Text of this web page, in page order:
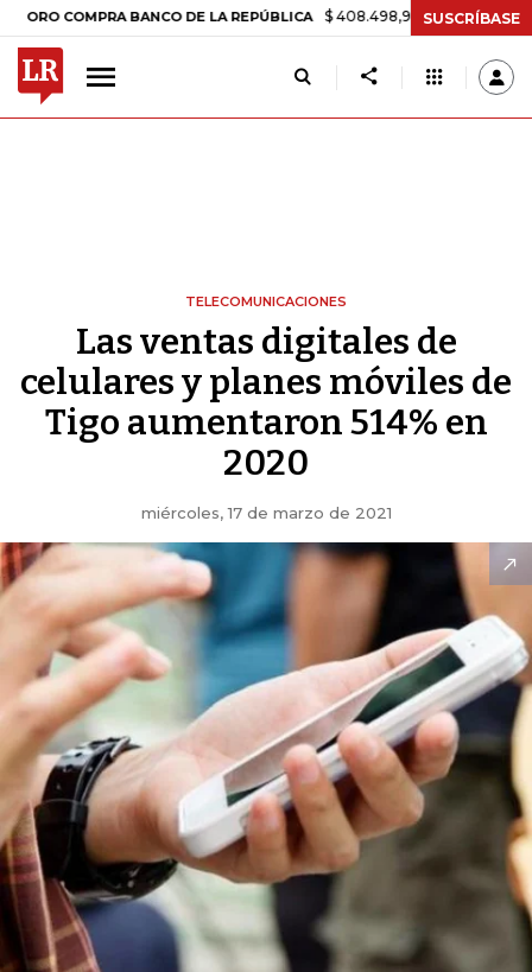
BANCO DE LA REPÚBLICA $ 408.498,97 +$ 8.753,81 +2,19%
SUSCRÍBASE
TELECOMUNICACIONES
Las ventas digitales de
celulares y planes móviles de
Tigo aumentaron 514% en
2020
miércoles, 17 de marzo de 2021